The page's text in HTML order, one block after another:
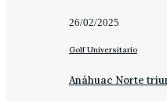
26/02/2025
Golf Universitario
Anáhuac Norte